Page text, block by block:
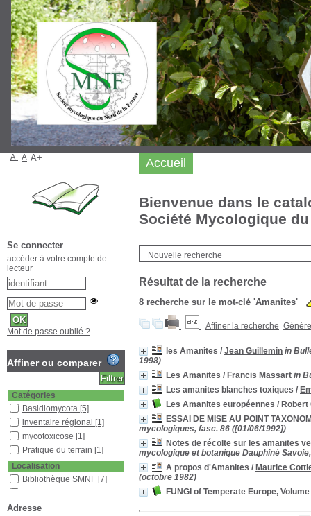
Bienvenue dans le
Société Mycologique
Nouvelle recherche
Résultat de la recherche
8 recherche sur le mot-clé 'Amanites'
Affiner la recherche
les Amanites / Jean Guillemin in
1998)
Les Amanites / Francis Massart in
Les amanites blanches toxiques /
Les Amanites européennes / Robert
ESSAI DE MISE AU POINT
mycologiques, fasc. 86 ([01/06/1992])
Notes de récolte sur les amanites
mycologique et botanique Dauphiné
A propos d'Amanites / Maurice
(octobre 1982)
FUNGI of Temperate Europe,
Accueil
A- A A+
Se connecter
accéder à votre compte de
lecteur
Mot de passe oublié ?
Affiner ou comparer
Catégories
Basidiomycota [5]
inventaire régional [1]
mycotoxicose [1]
Pratique du terrain [1]
Localisation
Bibliothèque SMNF [7]
Section
Adresse